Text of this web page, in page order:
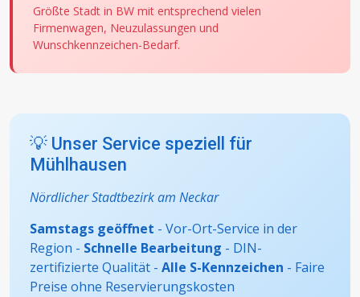
Größte Stadt in BW mit entsprechend vielen
Firmenwagen, Neuzulassungen und
Wunschkennzeichen-Bedarf.
💡 Unser Service speziell für
Mühlhausen
Nördlicher Stadtbezirk am Neckar
Samstags geöffnet - Vor-Ort-Service in der
Region - Schnelle Bearbeitung - DIN-
zertifizierte Qualität - Alle S-Kennzeichen - Faire
Preise ohne Reservierungskosten